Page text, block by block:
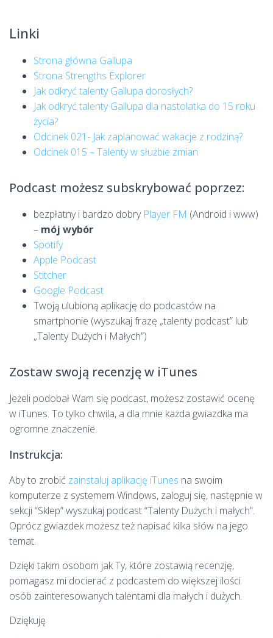
Linki
Strona główna Gallupa
Strona Strengths Explorer
Jak odkryć talenty Gallupa dorosłych?
Jak odkryć talenty Gallupa dla nastolatka do 15 roku
życia?
Odcinek 021- Jak zaplanować wakacje z rodziną?
Odcinek 015 – Talenty w służbie zmian
Podcast możesz subskrybować poprzez:
bezpłatny i bardzo dobry Player FM (Android i www)
– mój wybór
Spotify
Apple Podcast
Stitcher
Google Podcast
Twoją ulubioną aplikację do podcastów na
smartphonie (wyszukaj frazę „talenty podcast” lub
„Talenty Dużych i Małych”)
Zostaw swoją recenzję w iTunes
Jeżeli podobał Wam się podcast, możesz zostawić ocenę
w iTunes. To tylko chwila, a dla mnie każda gwiazdka ma
ogromne znaczenie.
Instrukcja:
Aby to zrobić zainstaluj aplikację iTunes na swoim
komputerze z systemem Windows, zaloguj się, następnie w
sekcji “Sklep” wyszukaj podcast “Talenty Dużych i małych”.
Oprócz gwiazdek możesz też napisać kilka słów na jego
temat.
Dzięki takim osobom jak Ty, które zostawią recenzję,
pomagasz mi docierać z podcastem do większej ilości
osób zainteresowanych talentami dla małych i dużych.
Dziękuję